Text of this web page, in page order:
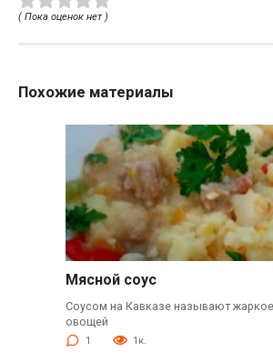
( Пока оценок нет )
Похожие материалы
Мясной соус
Соусом на Кавказе называют
овощей
1 1к.